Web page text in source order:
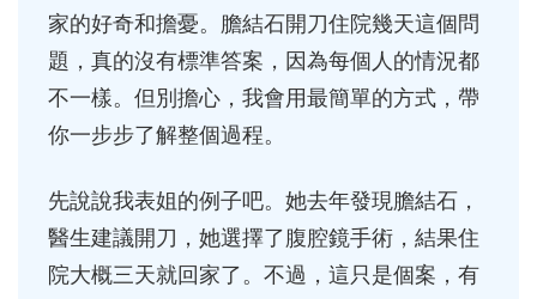
家的好奇和擔憂。膽結石開刀住院幾天這個問
題，真的沒有標準答案，因為每個人的情況都
不一樣。但別擔心，我會用最簡單的方式，帶
你一步步了解整個過程。
先說說我表姐的例子吧。她去年發現膽結石，
醫生建議開刀，她選擇了腹腔鏡手術，結果住
院大概三天就回家了。不過，這只是個案，有